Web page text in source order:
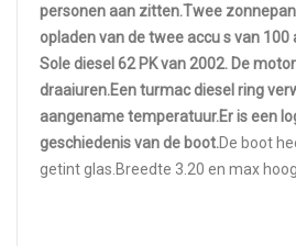
personen aan zitten.Twee
opladen van de twee accu s van 100
Sole diesel 62 PK van 2002. De
draaiuren.Een turmac diesel ring
aangename temperatuur.Er is een
geschiedenis van de boot.De boot
getint glas.Breedte 3.20 en max hoog